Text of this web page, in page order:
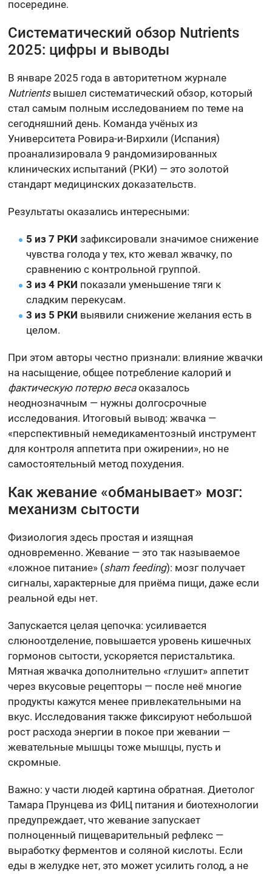
посередине.
Систематический обзор Nutrients
2025: цифры и выводы
В январе 2025 года в авторитетном журнале
Nutrientsвышел систематический обзор, который
стал самым полным исследованием по теме на
сегодняшний день. Команда учёных из
Университета Ровира-и-Вирхили (Испания)
проанализировала 9 рандомизированных
клинических испытаний (РКИ) — это золотой
стандарт медицинских доказательств.
Результаты оказались интересными:
5 из 7 РКИ зафиксировали значимое снижение
чувства голода у тех, кто жевал жвачку, по
сравнению с контрольной группой.
3 из 4 РКИ показали уменьшение тяги к
сладким перекусам.
3 из 5 РКИ выявили снижение желания есть в
целом.
При этом авторы честно признали: влияние жвачки
на насыщение, общее потребление калорий и
фактическую потерю весаоказалось
неоднозначным — нужны долгосрочные
исследования. Итоговый вывод: жвачка —
«перспективный немедикаментозный инструмент
для контроля аппетита при ожирении», но не
самостоятельный метод похудения.
Как жевание «обманывает» мозг:
механизм сытости
Физиология здесь простая и изящная
одновременно. Жевание — это так называемое
«ложное питание» (sham feeding): мозг получает
сигналы, характерные для приёма пищи, даже если
реальной еды нет.
Запускается целая цепочка: усиливается
слюноотделение, повышается уровень кишечных
гормонов сытости, ускоряется перистальтика.
Мятная жвачка дополнительно «глушит» аппетит
через вкусовые рецепторы — после неё многие
продукты кажутся менее привлекательными на
вкус. Исследования также фиксируют небольшой
рост расхода энергии в покое при жевании —
жевательные мышцы тоже мышцы, пусть и
скромные.
Важно: у части людей картина обратная. Диетолог
Тамара Прунцева из ФИЦ питания и биотехнологии
предупреждает, что жевание запускает
полноценный пищеварительный рефлекс —
выработку ферментов и соляной кислоты. Если
еды в желудке нет, это может усилить голод, а не